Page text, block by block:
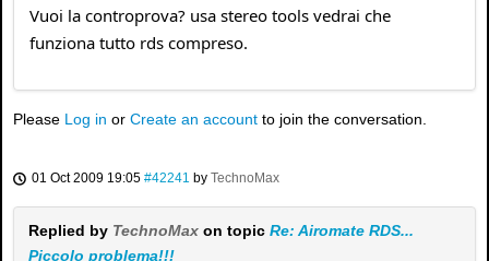
Vuoi la controprova? usa stereo tools vedrai che
funziona tutto rds compreso.
Please Log in or Create an account to join the conversation.
01 Oct 2009 19:05 #42241 by TechnoMax
Replied by TechnoMax on topic Re: Airomate RDS...
Piccolo problema!!!